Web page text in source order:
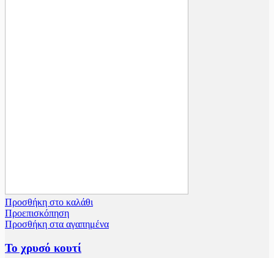
Προσθήκη στο καλάθι
Προεπισκόπηση
Προσθήκη στα αγαπημένα
Το χρυσό κουτί